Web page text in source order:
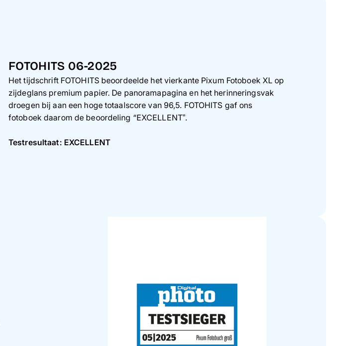
FOTOHITS 06-2025
Het tijdschrift FOTOHITS beoordeelde het vierkante Pixum Fotoboek XL op
zijdeglans premium papier. De panoramapagina en het herinneringsvak
droegen bij aan een hoge totaalscore van 96,5. FOTOHITS gaf ons
fotoboek daarom de beoordeling “EXCELLENT”.
Testresultaat: EXCELLENT